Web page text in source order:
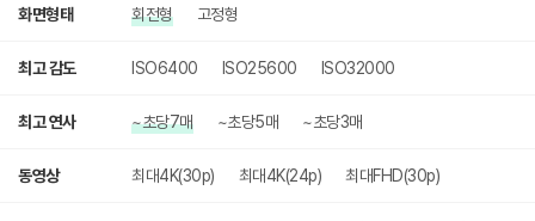
화면형태 회전형 고정형
최고 감도 ISO6400 ISO25600 ISO32000
최고 연사 ~초당7매 ~초당5매 ~초당3매
동영상 최대4K(30p) 최대4K(24p) 최대FHD(30p)